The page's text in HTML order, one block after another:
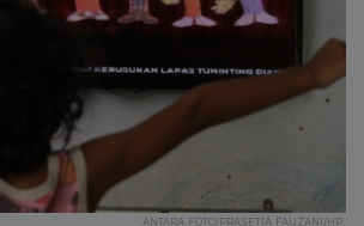
ANTARA FOTO/PRASETIA FAUZANI/HP.